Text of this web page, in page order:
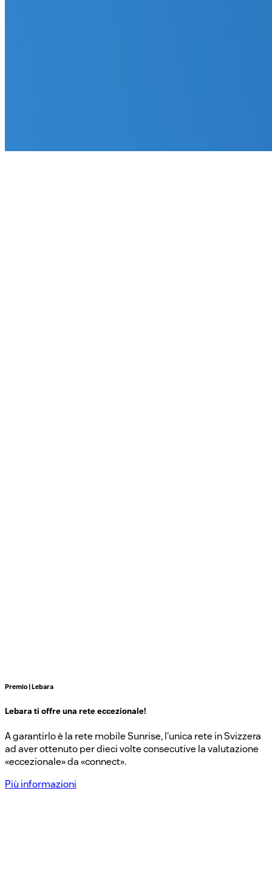
Premio | Lebara
Lebara ti offre una rete eccezionale!
A garantirlo è la rete mobile Sunrise, l’unica rete in Svizzera
ad aver ottenuto per dieci volte consecutive la valutazione
«eccezionale» da «connect».
Più informazioni